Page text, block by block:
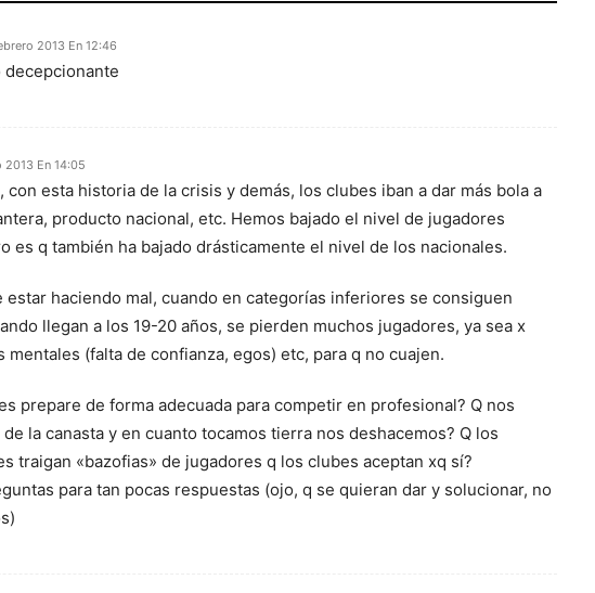
2013 En 12:46
decepcionante
2013 En 14:05
con esta historia de la crisis y demás, los clubes iban a dar más bola a
producto nacional, etc. Hemos bajado el nivel de jugadores
es q también ha bajado drásticamente el nivel de los nacionales.
estar haciendo mal, cuando en categorías inferiores se consiguen
llegan a los 19-20 años, se pierden muchos jugadores, ya sea x
mentales (falta de confianza, egos) etc, para q no cuajen.
prepare de forma adecuada para competir en profesional? Q nos
la canasta y en cuanto tocamos tierra nos deshacemos? Q los
traigan «bazofias» de jugadores q los clubes aceptan xq sí?
para tan pocas respuestas (ojo, q se quieran dar y solucionar, no